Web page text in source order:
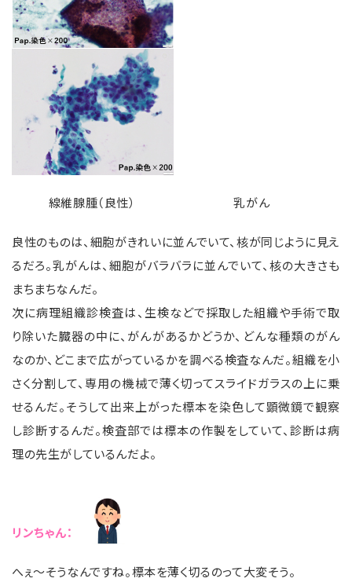
線維腺腫（良性）乳がん
良性のものは、細胞がきれいに並んでいて、核が同じように見え
るだろ。乳がんは、細胞がバラバラに並んでいて、核の大きさも
まちまちなんだ。
次に病理組織診検査は、生検などで採取した組織や手術で取
り除いた臓器の中に、がんがあるかどうか、どんな種類のがん
なのか、どこまで広がっているかを調べる検査なんだ。組織を小
さく分割して、専用の機械で薄く切ってスライドガラスの上に乗
せるんだ。そうして出来上がった標本を染色して顕微鏡で観察
し診断するんだ。検査部では標本の作製をしていて、診断は病
理の先生がしているんだよ。
リンちゃん：
へぇ～そうなんですね。標本を薄く切るのって大変そう。